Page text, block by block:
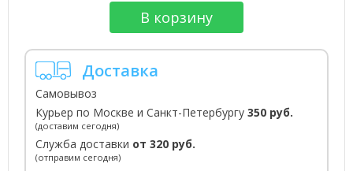
В корзину
Доставка
Самовывоз
Курьер по Москве и Санкт-Петербургу 350 руб.
(доставим сегодня)
Служба доставки от 320 руб.
(отправим сегодня)